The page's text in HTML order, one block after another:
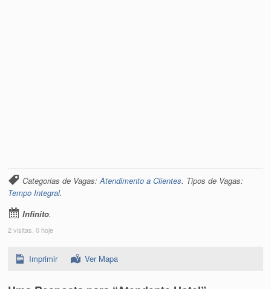
Categorias de Vagas:Atendimento a Clientes. Tipos de Vagas:
Tempo Integral.
Infinito.
2 visitas, 0 hoje
Imprimir Ver Mapa